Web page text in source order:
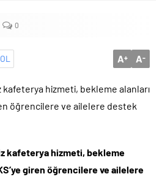
0
A+ A-
hizmeti, bekleme alanları
öğrencilere ve ailelere destek
kafeterya hizmeti, bekleme
giren öğrencilere ve ailelere